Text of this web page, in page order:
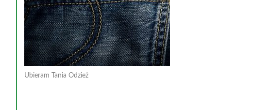
Ubieram Tania Odzież